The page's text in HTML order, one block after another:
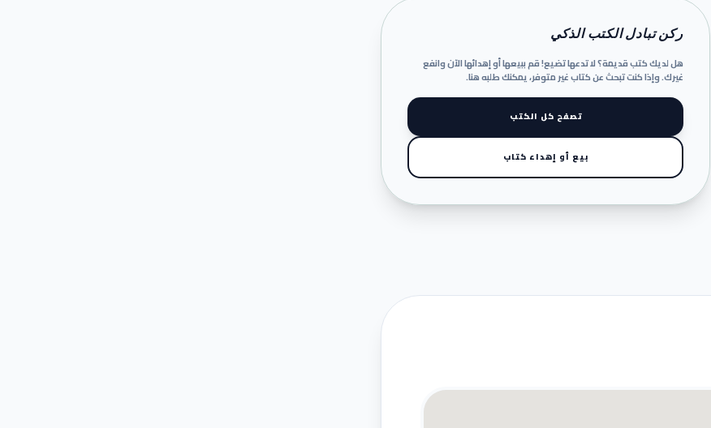
ركن تبادل الكتب الذكي
هل لديك كتب قديمة؟ لا تدعها تضيع! قم ببيعها أو إهدائها الآن وانفع
غيرك. وإذا كنت تبحث عن كتاب غير متوفر، يمكنك طلبه هنا.
تصفح كل الكتب
بيع أو إهداء كتاب